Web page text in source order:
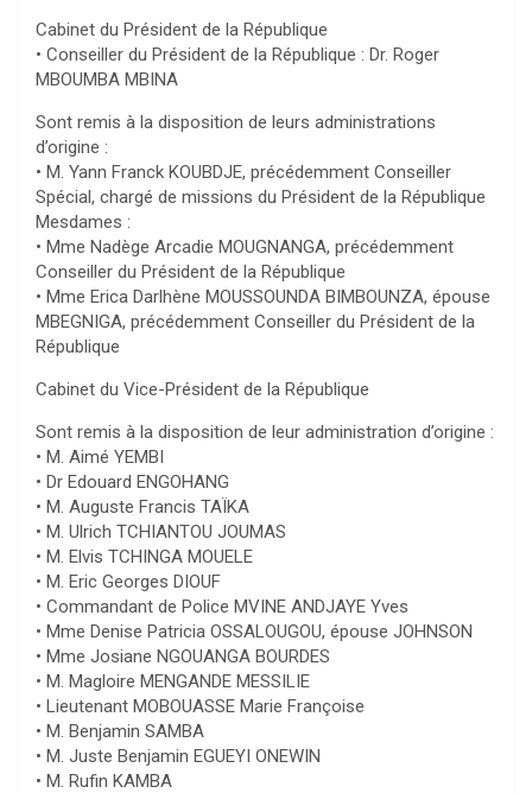
Cabinet du Président de la République
• Conseiller du Président de la République : Dr. Roger
MBOUMBA MBINA
Sont remis à la disposition de leurs administrations
d’origine :
• M. Yann Franck KOUBDJE, précédemment Conseiller
Spécial, chargé de missions du Président de la République
Mesdames :
• Mme Nadège Arcadie MOUGNANGA, précédemment
Conseiller du Président de la République
• Mme Erica Darlhène MOUSSOUNDA BIMBOUNZA, épouse
MBEGNIGA, précédemment Conseiller du Président de la
République
Cabinet du Vice-Président de la République
Sont remis à la disposition de leur administration d’origine :
• M. Aimé YEMBI
• Dr Edouard ENGOHANG
• M. Auguste Francis TAÏKA
• M. Ulrich TCHIANTOU JOUMAS
• M. Elvis TCHINGA MOUELE
• M. Eric Georges DIOUF
• Commandant de Police MVINE ANDJAYE Yves
• Mme Denise Patricia OSSALOUGOU, épouse JOHNSON
• Mme Josiane NGOUANGA BOURDES
• M. Magloire MENGANDE MESSILIE
• Lieutenant MOBOUASSE Marie Françoise
• M. Benjamin SAMBA
• M. Juste Benjamin EGUEYI ONEWIN
• M. Rufin KAMBA